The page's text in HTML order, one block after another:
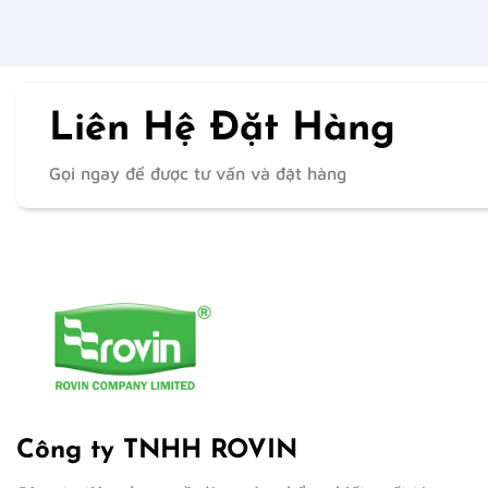
Liên Hệ Đặt Hàng
Gọi ngay để được tư vấn và đặt hàng
Công ty TNHH ROVIN